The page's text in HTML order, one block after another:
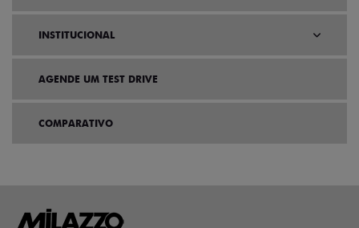
INSTITUCIONAL
AGENDE UM TEST DRIVE
COMPARATIVO